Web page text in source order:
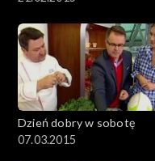
Dzień dobry w sobotę
07.03.2015